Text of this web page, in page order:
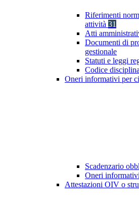
Riferimenti
attività 31
Atti
Documenti di
gestionale
Statuti e leggi
Codice
Oneri informativi per
Scadenzario
Oneri
Attestazioni OIV o